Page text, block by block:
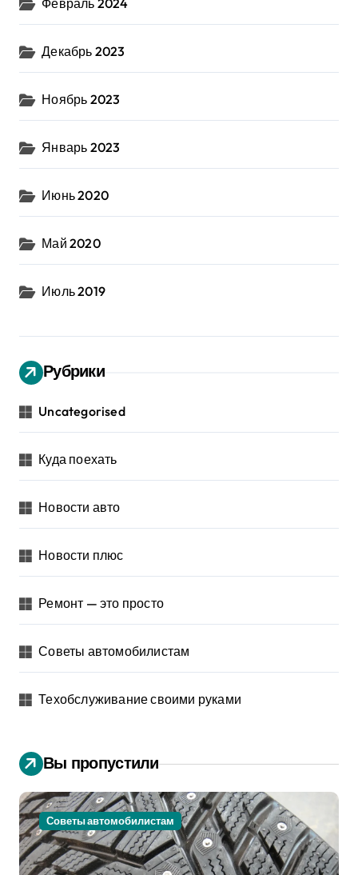
Февраль 2024
Декабрь 2023
Ноябрь 2023
Январь 2023
Июнь 2020
Май 2020
Июль 2019
Рубрики
Uncategorised
Куда поехать
Новости авто
Новости плюс
Ремонт — это просто
Советы автомобилистам
Техобслуживание своими руками
Вы пропустили
Советы автомобилистам